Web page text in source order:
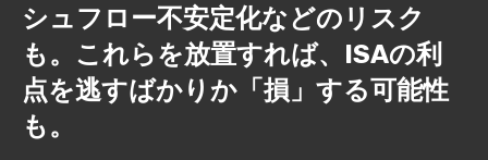
シュフロー不安定化などのリスク
も。これらを放置すれば、ISAの利
点を逃すばかりか「損」する可能性
も。